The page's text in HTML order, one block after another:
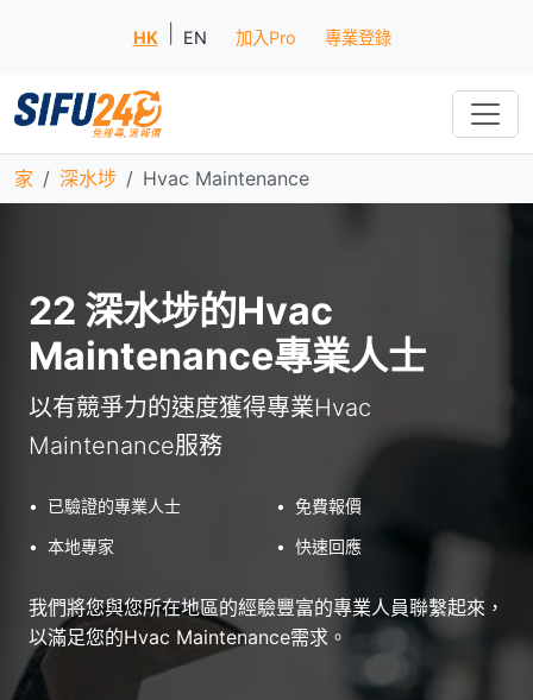
HK EN 加入Pro 專業登錄
家 深水埗 Hvac Maintenance
22 深水埗的Hvac
Maintenance專業人士
以有競爭力的速度獲得專業Hvac
Maintenance服務
• 已驗證的專業人士 • 免費報價
• 本地專家 • 快速回應
我們將您與您所在地區的經驗豐富的專業人員聯繫起來，
以滿足您的Hvac Maintenance需求。